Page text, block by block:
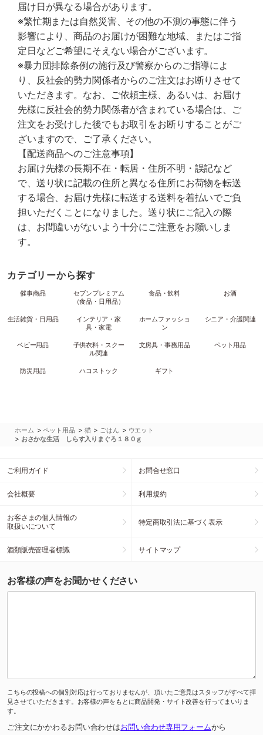
届け日が異なる場合があります。
※繁忙期または自然災害、その他の不測の事態に伴う
影響により、商品のお届けが困難な地域、またはご指
定日などご希望にそえない場合がございます。
※暴力団排除条例の施行及び警察からのご指導によ
り、反社会的勢力関係者からのご注文はお断りさせて
いただきます。なお、ご依頼主様、あるいは、お届け
先様に反社会的勢力関係者が含まれている場合は、ご
注文をお受けした後でもお取引をお断りすることがご
ざいますので、ご了承ください。
【配送商品へのご注意事項】
お届け先様の長期不在・転居・住所不明・誤記など
で、送り状に記載の住所と異なる住所にお荷物を転送
する場合、お届け先様に転送する送料を着払いでご負
担いただくことになりました。送り状にご記入の際
は、お間違いがないよう十分にご注意をお願いしま
す。
カテゴリーから探す
催事商品
セブンプレミアム
（食品・日用品）
食品・飲料 お酒
生活雑貨・日用品
インテリア・家
具・家電
ホームファッショ
ン
シニア・介護関連
ベビー用品
子供衣料・スクー
ル関連
文房具・事務用品 ペット用品
防災用品 ハコストック ギフト
ホーム >ペット用品 > 猫 > ごはん > ウエット
> おさかな生活 しらす入りまぐろ１８０ｇ
ご利用ガイド お問合せ窓口
会社概要 利用規約
お客さまの個人情報の
取扱いについて
特定商取引法に基づく表示
酒類販売管理者標識 サイトマップ
お客様の声をお聞かせください
こちらの投稿への個別対応は行っておりませんが、頂いたご意見はスタッフがすべて拝
見させていただきます。お客様の声をもとに商品開発・サイト改善を行ってまいりま
す。
ご注文にかかわるお問い合わせはお問い合わせ専用フォームから